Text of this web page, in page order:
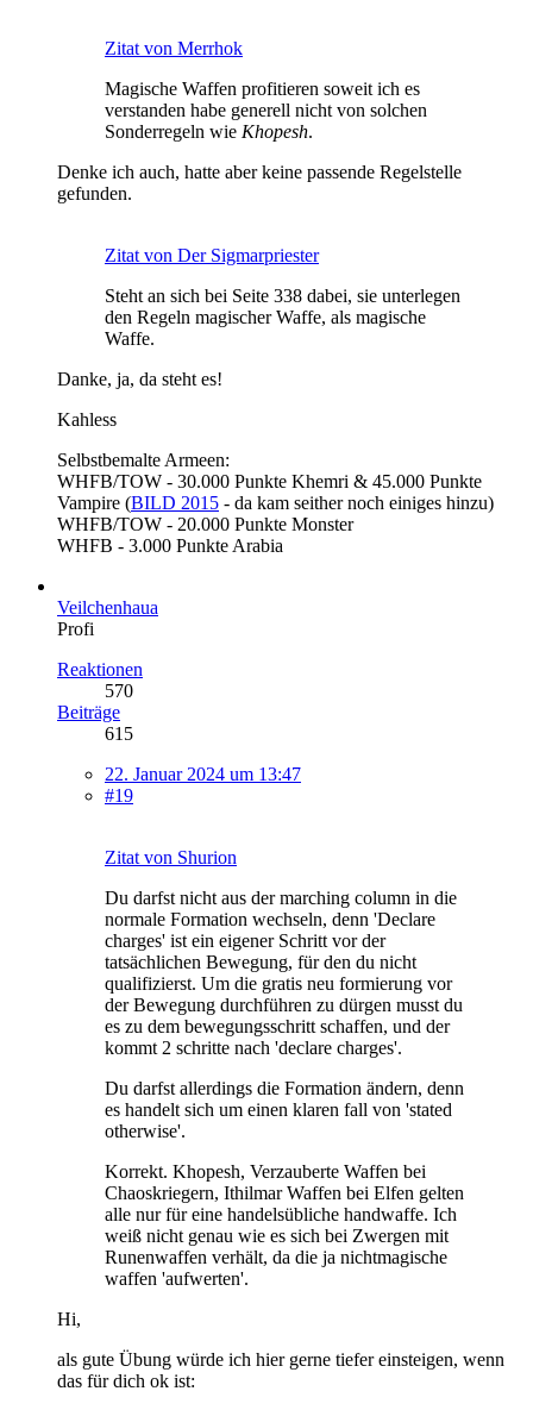
Zitat von Merrhok
Magische Waffen profitieren soweit ich es
verstanden habe generell nicht von solchen
Sonderregeln wie Khopesh.
Denke ich auch, hatte aber keine passende Regelstelle
gefunden.
Zitat von Der Sigmarpriester
Steht an sich bei Seite 338 dabei, sie unterlegen
den Regeln magischer Waffe, als magische
Waffe.
Danke, ja, da steht es!
Kahless
Selbstbemalte Armeen:
WHFB/TOW - 30.000 Punkte Khemri & 45.000 Punkte
Vampire (BILD 2015 - da kam seither noch einiges hinzu)
WHFB/TOW - 20.000 Punkte Monster
WHFB - 3.000 Punkte Arabia
Veilchenhaua
Profi
Reaktionen
570
Beiträge
615
22. Januar 2024 um 13:47
#19
Zitat von Shurion
Du darfst nicht aus der marching column in die
normale Formation wechseln, denn 'Declare
charges' ist ein eigener Schritt vor der
tatsächlichen Bewegung, für den du nicht
qualifizierst. Um die gratis neu formierung vor
der Bewegung durchführen zu dürgen musst du
es zu dem bewegungsschritt schaffen, und der
kommt 2 schritte nach 'declare charges'.
Du darfst allerdings die Formation ändern, denn
es handelt sich um einen klaren fall von 'stated
otherwise'.
Korrekt. Khopesh, Verzauberte Waffen bei
Chaoskriegern, Ithilmar Waffen bei Elfen gelten
alle nur für eine handelsübliche handwaffe. Ich
weiß nicht genau wie es sich bei Zwergen mit
Runenwaffen verhält, da die ja nichtmagische
waffen 'aufwerten'.
Hi,
als gute Übung würde ich hier gerne tiefer einsteigen, wenn
das für dich ok ist: